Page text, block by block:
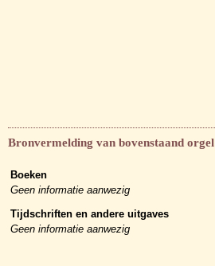
Bronvermelding van bovenstaand orgel
Boeken
Geen informatie aanwezig
Tijdschriften en andere uitgaves
Geen informatie aanwezig